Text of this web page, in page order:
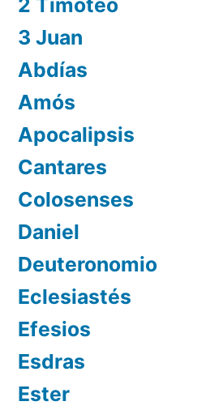
3 Juan
Abdías
Amós
Apocalipsis
Cantares
Colosenses
Daniel
Deuteronomio
Eclesiastés
Efesios
Esdras
Ester